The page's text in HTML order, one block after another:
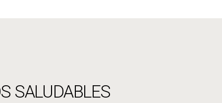
SALUDABLES